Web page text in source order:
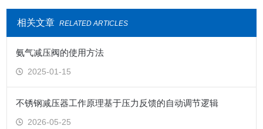
相关文章 RELATED ARTICLES
氨气减压阀的使用方法
2025-01-15
不锈钢减压器工作原理基于压力反馈的自动调节逻辑
2026-05-25